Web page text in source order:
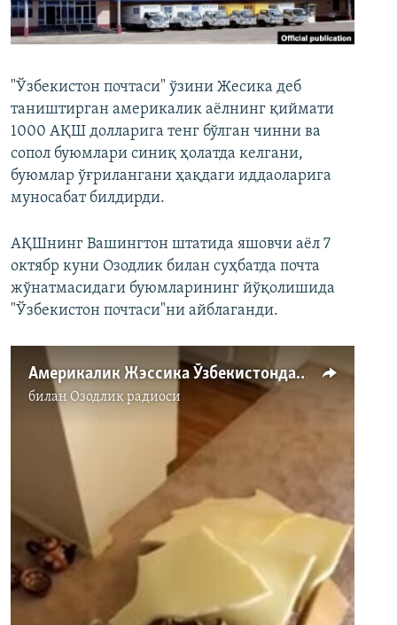
"Ўзбекистон почтаси" ўзини Жесика деб
таништирган америкалик аёлнинг қиймати
1000 АҚШ долларига тенг бўлган чинни ва
сопол буюмлари синиқ ҳолатда келгани,
буюмлар ўғрилангани ҳақдаги иддаоларига
муносабат билдирди.
АҚШнинг Вашингтон штатида яшовчи аёл 7
октябр куни Озодлик билан суҳбатда почта
жўнатмасидаги буюмларининг йўқолишида
"Ўзбекистон почтаси"ни айблаганди.
Америкалик Жэссика Ўзбекистондан юборилган жўнатмалар камомад билан келганини иддао қилади
билан Озодлик радиоси